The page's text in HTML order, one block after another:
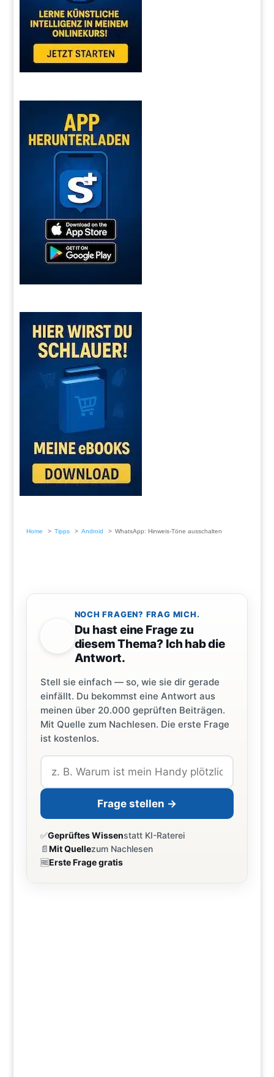
Home Tipps Android WhatsApp: Hinweis-Töne ausschalten
NOCH FRAGEN? FRAG MICH.
Du hast eine Frage zu
diesem Thema? Ich hab die
Antwort.
Stell sie einfach — so, wie sie dir gerade
einfällt. Du bekommst eine Antwort aus
meinen über 20.000 geprüften Beiträgen.
Mit Quelle zum Nachlesen. Die erste Frage
ist kostenlos.
Frage stellen →
✅Geprüftes Wissenstatt KI-Raterei
📄Mit Quellezum Nachlesen
🆓Erste Frage gratis